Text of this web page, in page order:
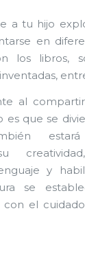
a tu hijo
en
los libros,
al
es que se
estará
y
se
con el